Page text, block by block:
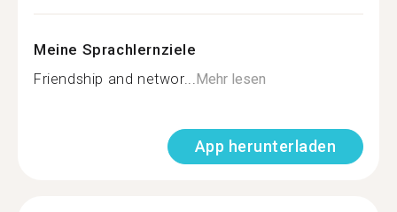
Meine Sprachlernziele
Friendship and networ...Mehr lesen
App herunterladen